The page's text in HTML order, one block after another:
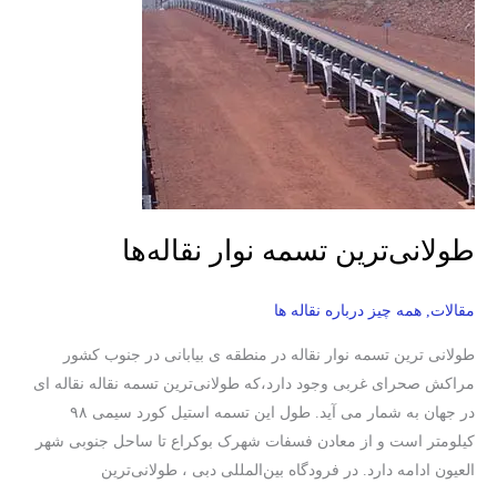
طولانی‌ترین تسمه نوار نقاله‌ها
مقالات همه چیز درباره نقاله ها
طولانی ترین تسمه نوار نقاله در منطقه ی بیابانی در جنوب کشور
مراکش صحرای غربی وجود دارد،که طولانی‌ترین تسمه نقاله نقاله ای
در جهان به شمار می آید. طول این تسمه استیل کورد سیمی ۹۸
کیلومتر است و از معادن فسفات شهرک بوکراع تا ساحل جنوبی شهر
العیون ادامه دارد. در فرودگاه بین‌المللی دبی ، طولانی‌ترین
نقاله‌ها